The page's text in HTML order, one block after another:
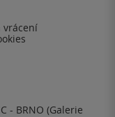
vrácení
- BRNO (Galerie